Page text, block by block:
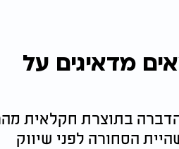
מדאיגים על
הדברה בתוצרת חקלאית
הסחורה לפני שיווק